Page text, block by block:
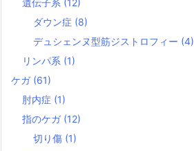
遺伝子系 (12)
ダウン症 (8)
デュシェンヌ型筋ジストロフィー (4)
リンパ系 (1)
ケガ (61)
肘内症 (1)
指のケガ (12)
切り傷 (1)